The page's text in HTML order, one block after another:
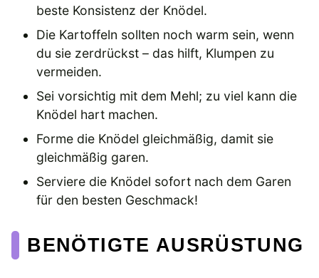
beste Konsistenz der Knödel.
Die Kartoffeln sollten noch warm sein, wenn
du sie zerdrückst – das hilft, Klumpen zu
vermeiden.
Sei vorsichtig mit dem Mehl; zu viel kann die
Knödel hart machen.
Forme die Knödel gleichmäßig, damit sie
gleichmäßig garen.
Serviere die Knödel sofort nach dem Garen
für den besten Geschmack!
BENÖTIGTE AUSRÜSTUNG